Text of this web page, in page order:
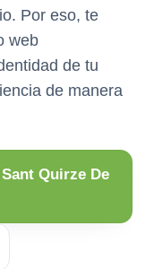
Por eso, te
web
de tu
de manera
Quirze De